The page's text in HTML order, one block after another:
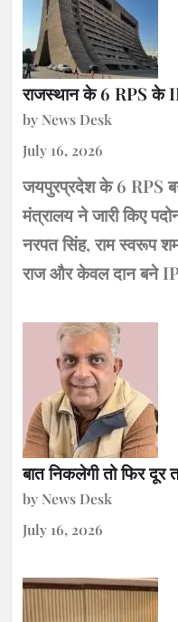
राजस्थान के 6 RPS के
by News Desk
July 16, 2026
जयपुरप्रदेश के 6 RPS
मंत्रालय ने जारी किए
नरपत सिंह, राम स्वरूप
राज और केवल दान बने
बात निकलेगी तो फिर दूर
by News Desk
July 16, 2026